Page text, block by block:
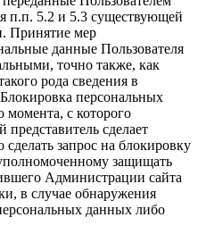
п.п. 5.2 и 5.3 существующей
Принятие мер
данные Пользователя
точно также, как
рода сведения в
персональных
момента, с которого
представитель сделает
запрос на блокировку
защищать
Администрации сайта
в случае обнаружения
данных либо